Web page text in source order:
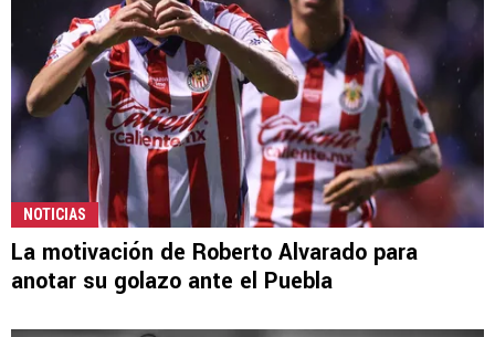
NOTICIAS
La motivación de Roberto Alvarado para
anotar su golazo ante el Puebla